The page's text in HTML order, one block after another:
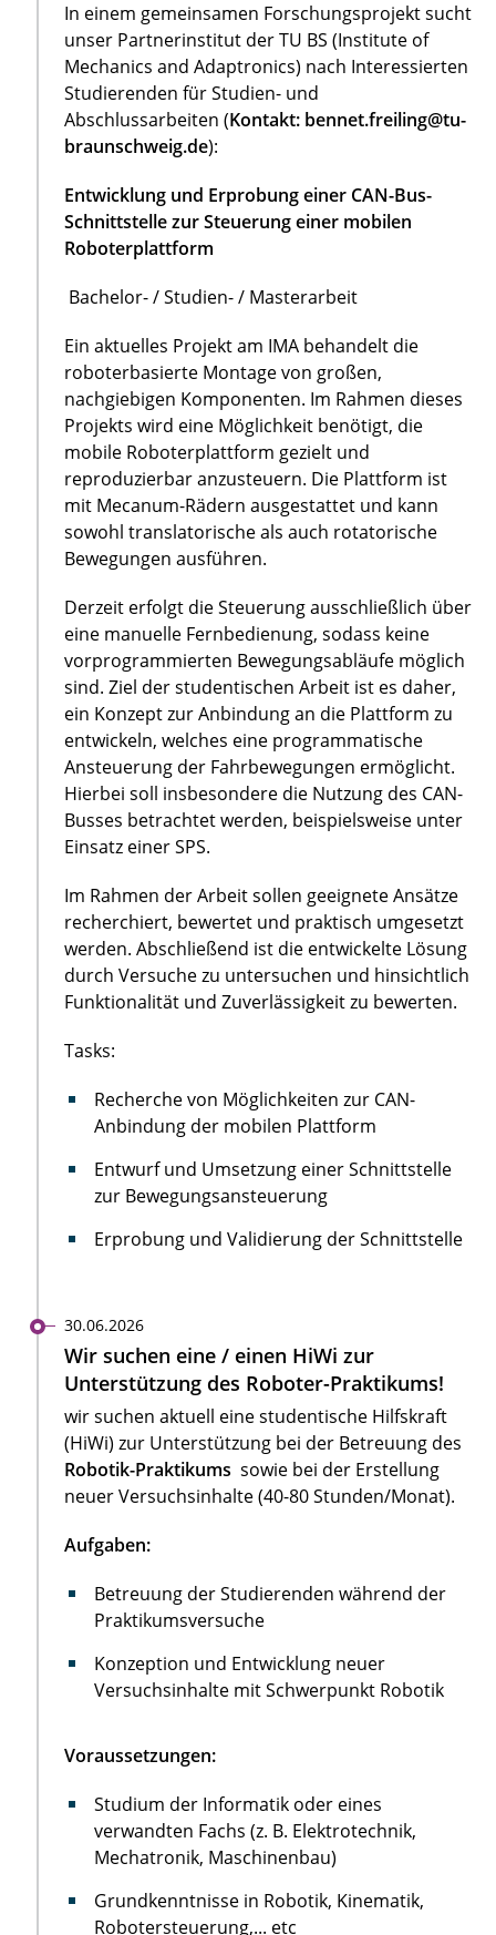
In einem gemeinsamen Forschungsprojekt sucht
unser Partnerinstitut der TU BS (Institute of
Mechanics and Adaptronics) nach Interessierten
Studierenden für Studien- und
Abschlussarbeiten (Kontakt: bennet.freiling@tu-
braunschweig.de):
Entwicklung und Erprobung einer CAN-Bus-
Schnittstelle zur Steuerung einer mobilen
Roboterplattform
Bachelor- / Studien- / Masterarbeit
Ein aktuelles Projekt am IMA behandelt die
roboterbasierte Montage von großen,
nachgiebigen Komponenten. Im Rahmen dieses
Projekts wird eine Möglichkeit benötigt, die
mobile Roboterplattform gezielt und
reproduzierbar anzusteuern. Die Plattform ist
mit Mecanum-Rädern ausgestattet und kann
sowohl translatorische als auch rotatorische
Bewegungen ausführen.
Derzeit erfolgt die Steuerung ausschließlich über
eine manuelle Fernbedienung, sodass keine
vorprogrammierten Bewegungsabläufe möglich
sind. Ziel der studentischen Arbeit ist es daher,
ein Konzept zur Anbindung an die Plattform zu
entwickeln, welches eine programmatische
Ansteuerung der Fahrbewegungen ermöglicht.
Hierbei soll insbesondere die Nutzung des CAN-
Busses betrachtet werden, beispielsweise unter
Einsatz einer SPS.
Im Rahmen der Arbeit sollen geeignete Ansätze
recherchiert, bewertet und praktisch umgesetzt
werden. Abschließend ist die entwickelte Lösung
durch Versuche zu untersuchen und hinsichtlich
Funktionalität und Zuverlässigkeit zu bewerten.
Tasks:
Recherche von Möglichkeiten zur CAN-
Anbindung der mobilen Plattform
Entwurf und Umsetzung einer Schnittstelle
zur Bewegungsansteuerung
Erprobung und Validierung der Schnittstelle
30.06.2026
Wir suchen eine / einen HiWi zur
Unterstützung des Roboter-Praktikums!
wir suchen aktuell eine studentische Hilfskraft
(HiWi) zur Unterstützung bei der Betreuung des
Robotik-Praktikums sowie bei der Erstellung
neuer Versuchsinhalte (40-80 Stunden/Monat).
Aufgaben:
Betreuung der Studierenden während der
Praktikumsversuche
Konzeption und Entwicklung neuer
Versuchsinhalte mit Schwerpunkt Robotik
Voraussetzungen:
Studium der Informatik oder eines
verwandten Fachs (z. B. Elektrotechnik,
Mechatronik, Maschinenbau)
Grundkenntnisse in Robotik, Kinematik,
Robotersteuerung,... etc